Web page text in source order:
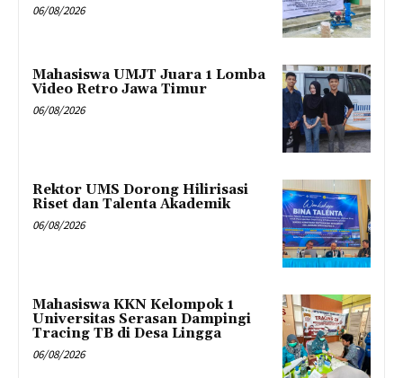
06/08/2026
Mahasiswa UMJT Juara 1 Lomba
Video Retro Jawa Timur
06/08/2026
Rektor UMS Dorong Hilirisasi
Riset dan Talenta Akademik
06/08/2026
Mahasiswa KKN Kelompok 1
Universitas Serasan Dampingi
Tracing TB di Desa Lingga
06/08/2026